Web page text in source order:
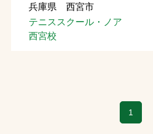
お問合せ
兵庫県 西宮市
テニススクール・ノア
西宮校
1